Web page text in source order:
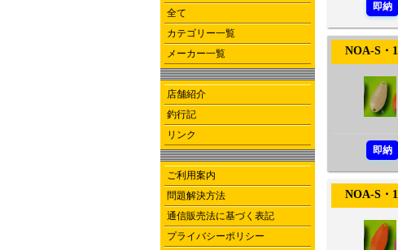
全て
カテゴリー一覧
メーカー一覧
店舗紹介
釣行記
リンク
ご利用案内
問題解決方法
通信販売法に基づく表記
プライバシーポリシー
即納
NOA-S・
即納
NOA-S・